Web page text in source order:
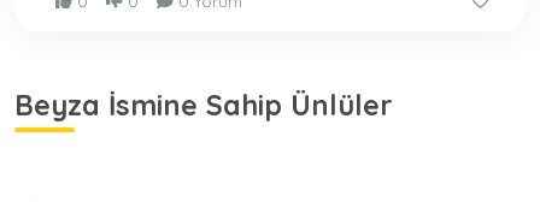
Beyza İsmine Sahip Ünlüler